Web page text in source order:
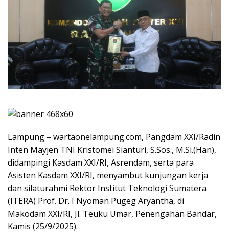
Lampung – wartaonelampung.com, Pangdam XXI/Radin
Inten Mayjen TNI Kristomei Sianturi, S.Sos., M.Si.(Han),
didampingi Kasdam XXI/RI, Asrendam, serta para
Asisten Kasdam XXI/RI, menyambut kunjungan kerja
dan silaturahmi Rektor Institut Teknologi Sumatera
(ITERA) Prof. Dr. I Nyoman Pugeg Aryantha, di
Makodam XXI/RI, Jl. Teuku Umar, Penengahan Bandar,
Kamis (25/9/2025).